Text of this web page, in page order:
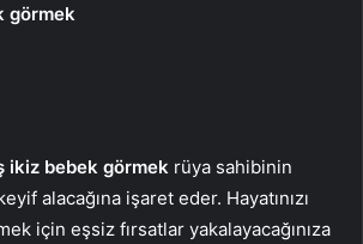
görmek
ikiz bebek görmek rüya sahibinin
alacağına işaret eder. Hayatınızı
için eşsiz fırsatlar yakalayacağınıza